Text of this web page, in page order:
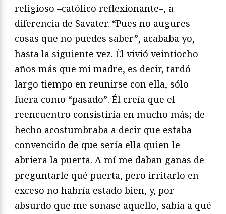
religioso –católico reflexionante–, a
diferencia de Savater. “Pues no ­augures
cosas que no puedes saber”, acababa yo,
hasta la siguiente vez. Él vivió veintiocho
años más que mi madre, es decir, tardó
largo tiempo en reunirse con ella, sólo
fuera como “pasado”. Él creía que el
reencuentro consistiría en mucho más; de
hecho acostumbraba a decir que estaba
convencido de que sería ella quien le
abriera la puerta. A mí me daban ganas de
preguntarle qué puerta, pero irritarlo en
exceso no habría estado bien, y, por
absurdo que me sonase aquello, sabía a qué